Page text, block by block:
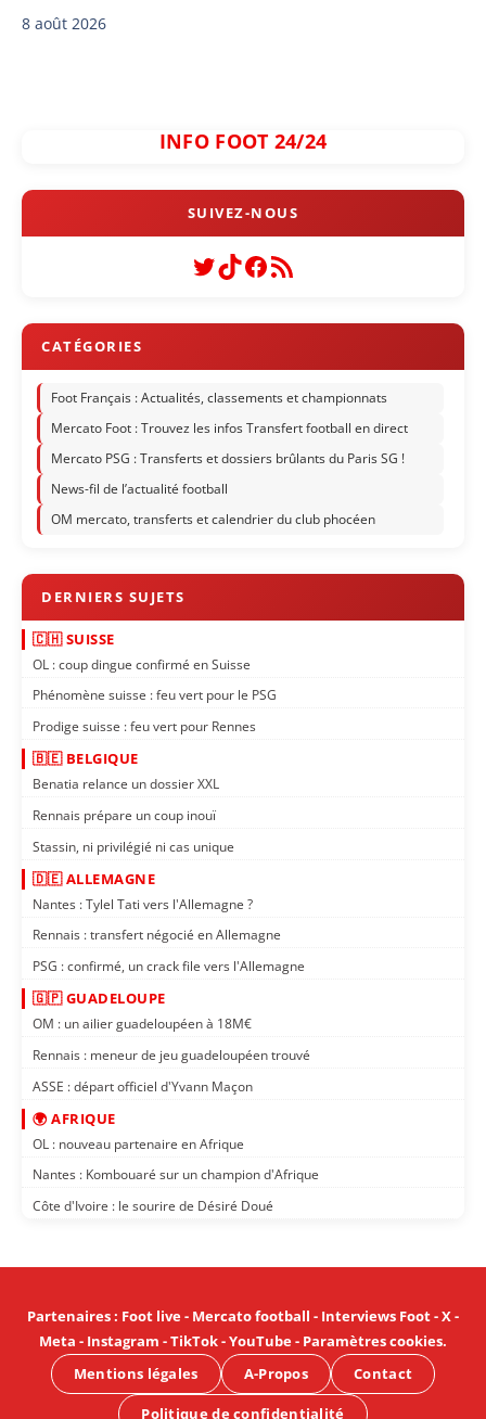
8 août 2026
INFO FOOT 24/24
Twitter
TikTok
Facebook
Flux RSS
Foot Français : Actualités, classements et championnats
Mercato Foot : Trouvez les infos Transfert football en direct
Mercato PSG : Transferts et dossiers brûlants du Paris SG !
News-fil de l’actualité football
OM mercato, transferts et calendrier du club phocéen
🇨🇭 SUISSE
OL : coup dingue confirmé en Suisse
Phénomène suisse : feu vert pour le PSG
Prodige suisse : feu vert pour Rennes
🇧🇪 BELGIQUE
Benatia relance un dossier XXL
Rennais prépare un coup inouï
Stassin, ni privilégié ni cas unique
🇩🇪 ALLEMAGNE
Nantes : Tylel Tati vers l'Allemagne ?
Rennais : transfert négocié en Allemagne
PSG : confirmé, un crack file vers l'Allemagne
🇬🇵 GUADELOUPE
OM : un ailier guadeloupéen à 18M€
Rennais : meneur de jeu guadeloupéen trouvé
ASSE : départ officiel d'Yvann Maçon
🌍 AFRIQUE
OL : nouveau partenaire en Afrique
Nantes : Kombouaré sur un champion d'Afrique
Côte d'Ivoire : le sourire de Désiré Doué
Partenaires: Foot live- Mercato football - Interviews Foot-X-
Meta - Instagram -TikTok-YouTube- Paramètres cookies.
Mentions légales
A-Propos Contact
Politique de confidentialité